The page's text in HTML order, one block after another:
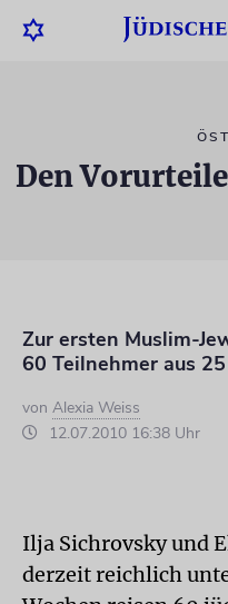
Den
Zur ersten Muslim-
60 Teilnehmer aus
von Alexia Weiss
12.07.2010 16:38 Uhr
Ilja Sichrovsky und
derzeit reichlich